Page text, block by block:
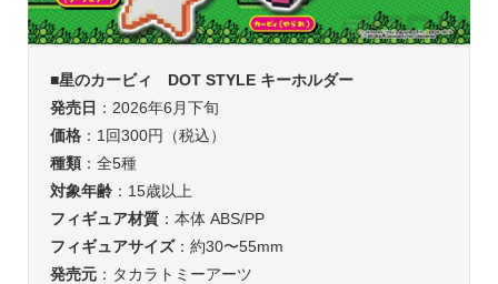
■星のカービィ DOT STYLE キーホルダー
発売日 ：2026年6月下旬
価格：1回300円（税込）
種類：全5種
対象年齢：15歳以上
フィギュア材質：本体 ABS/PP
フィギュアサイズ：約30〜55mm
発売元：タカラトミーアーツ